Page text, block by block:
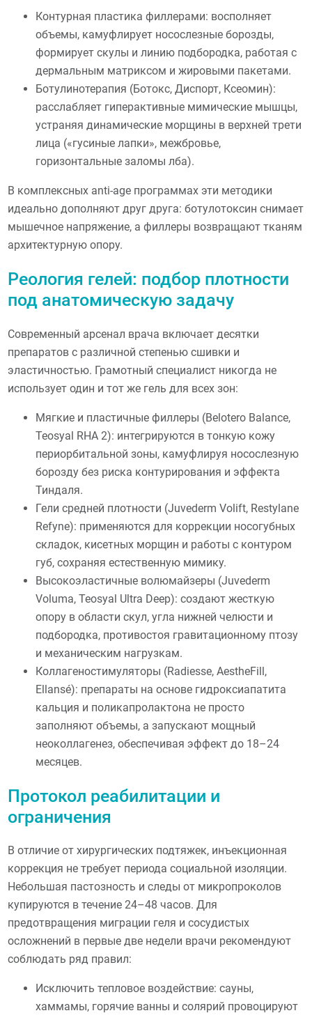
Контурная пластика филлерами: восполняет
объемы, камуфлирует носослезные борозды,
формирует скулы и линию подбородка, работая с
дермальным матриксом и жировыми пакетами.
Ботулинотерапия (Ботокс, Диспорт, Ксеомин):
расслабляет гиперактивные мимические мышцы,
устраняя динамические морщины в верхней трети
лица («гусиные лапки», межбровье,
горизонтальные заломы лба).
В комплексных anti-age программах эти методики
идеально дополняют друг друга: ботулотоксин снимает
мышечное напряжение, а филлеры возвращают тканям
архитектурную опору.
Реология гелей: подбор плотности
под анатомическую задачу
Современный арсенал врача включает десятки
препаратов с различной степенью сшивки и
эластичностью. Грамотный специалист никогда не
использует один и тот же гель для всех зон:
Мягкие и пластичные филлеры (Belotero Balance,
Teosyal RHA 2): интегрируются в тонкую кожу
периорбитальной зоны, камуфлируя носослезную
борозду без риска контурирования и эффекта
Тиндаля.
Гели средней плотности (Juvederm Volift, Restylane
Refyne): применяются для коррекции носогубных
складок, кисетных морщин и работы с контуром
губ, сохраняя естественную мимику.
Высокоэластичные волюмайзеры (Juvederm
Voluma, Teosyal Ultra Deep): создают жесткую
опору в области скул, угла нижней челюсти и
подбородка, противостоя гравитационному птозу
и механическим нагрузкам.
Коллагеностимуляторы (Radiesse, AestheFill,
Ellansé): препараты на основе гидроксиапатита
кальция и поликапролактона не просто
заполняют объемы, а запускают мощный
неоколлагенез, обеспечивая эффект до 18–24
месяцев.
Протокол реабилитации и
ограничения
В отличие от хирургических подтяжек, инъекционная
коррекция не требует периода социальной изоляции.
Небольшая пастозность и следы от микропроколов
купируются в течение 24–48 часов. Для
предотвращения миграции геля и сосудистых
осложнений в первые две недели врачи рекомендуют
соблюдать ряд правил:
Исключить тепловое воздействие: сауны,
хаммамы, горячие ванны и солярий провоцируют